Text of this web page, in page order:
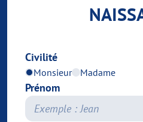
Civilité
Monsieur Madame
Prénom